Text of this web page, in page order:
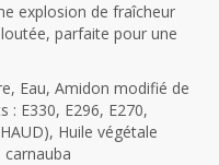
explosion de fraîcheur
parfaite pour une
Eau, Amidon modifié de
: E330, E296, E270,
Huile végétale
carnauba